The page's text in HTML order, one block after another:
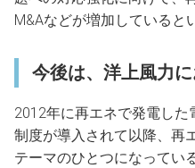
M&Aなどが増加していると
今後は、洋上風力
2012年に再エネで発電し
制度が導入されて以降、再
テーマのひとつになっている